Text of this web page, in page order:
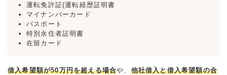
運転免許証(運転経歴証明書
マイナンバーカード
パスポート
特別永住者証明書
在留カード
借入希望額が50万円を超える場合や、 他社借入と借入希望額の合